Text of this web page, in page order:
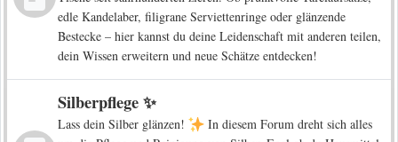
edle Kandelaber, filigrane Serviettenringe oder glänzende
Bestecke – hier kannst du deine Leidenschaft mit anderen teilen,
dein Wissen erweitern und neue Schätze entdecken!
Silberpflege ✨
Lass dein Silber glänzen!
In diesem Forum dreht sich alles